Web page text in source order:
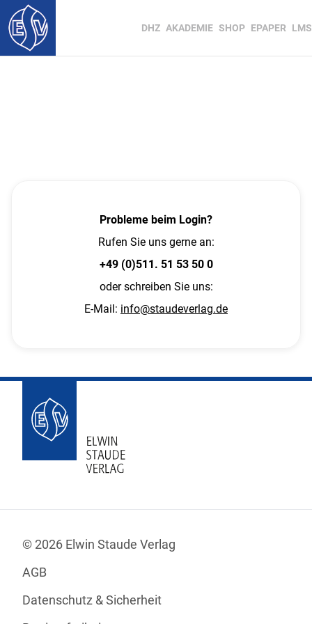
DHZ AKADEMIE SHOP EPAPER LMS
Probleme beim Login?
Rufen Sie uns gerne an:
+49 (0)511. 51 53 50 0
oder schreiben Sie uns:
E-Mail: info@staudeverlag.de
© 2026 Elwin Staude Verlag
AGB
Datenschutz & Sicherheit